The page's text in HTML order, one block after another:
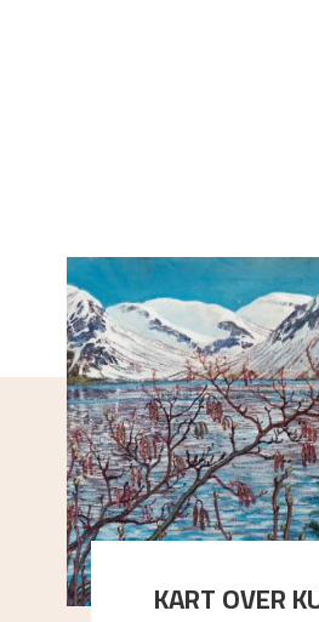
KART OVER